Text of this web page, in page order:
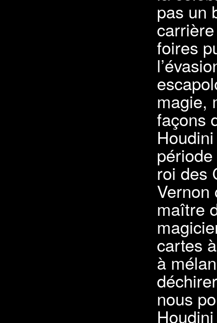
pas un
foires
magie,
façons
roi des
Vernon
maître
cartes
à
nous